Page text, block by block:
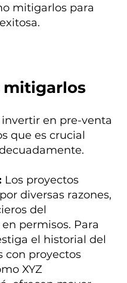
mitigarlos
en pre-venta
que es crucial
Los proyectos
diversas razones,
del
permisos. Para
el historial del
con proyectos
XYZ
mitigarlos para